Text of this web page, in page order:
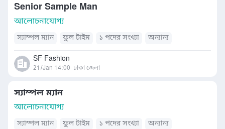
Senior Sample Man
আলোচনাযোগ্য
স্যাম্পল ম্যান ফুল টাইম ১ পদের সংখ্যা অন্যান্য
SF Fashion
21/Jan 14:00 ঢাকা জেলা
স্যাম্পল ম্যান
আলোচনাযোগ্য
স্যাম্পল ম্যান ফুল টাইম ১ পদের সংখ্যা অন্যান্য